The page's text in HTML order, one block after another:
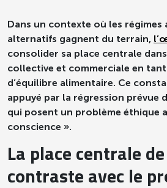
Dans un contexte où les régimes
alternatifs gagnent du terrain,
consolider sa place centrale
collective et commerciale en
d’équilibre alimentaire. Ce
appuyé par la régression prévue
qui posent un problème éthique
conscience ».
La place centrale
contraste avec le